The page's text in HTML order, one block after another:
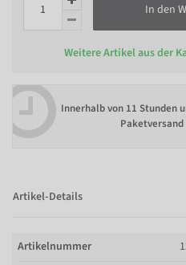
In den
Weitere Artikel aus der
Innerhalb von 11 Stunden
Artikel-Details
Artikelnummer